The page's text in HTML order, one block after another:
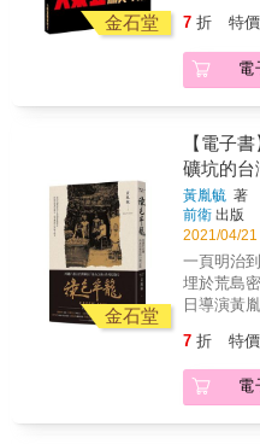
氣象等第
擊，發動
隊的戰役
的心志、
航空士官
感，包括
〈第八號
文，以及
在台灣所
句、短歌
始於1944
底戰爭結
支紀錄等
的自省，
在日曾與
芽等人有所聯繫。 & 徘徊
金石堂
版》由同
年赫赫戰果而發行。 雖
領的「大
經如星火
戰爭背後
與其中；
英雄、有
運動遭到
井終老一
洲民族區
竟的理想
7 折 特價
電
金石堂
【電子
礦坑的台
黃胤毓 著
前衛 出版
2021/04/21
一頁明治到
埋於荒島
日導演黃
點滴時光 將幕後的一切，化為最真摯的感情紀
實與時代紀
7 折 特價
電